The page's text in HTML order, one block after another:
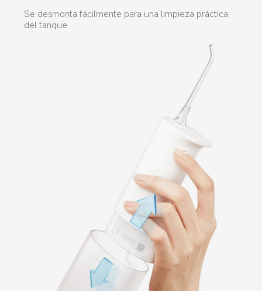
Se desmonta fácilmente para una limpieza práctica
del tanque